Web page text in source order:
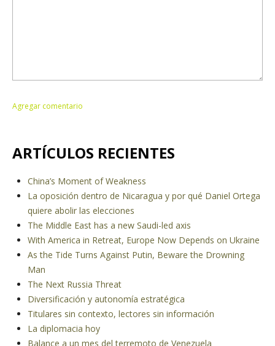
ARTÍCULOS RECIENTES
China’s Moment of Weakness
La oposición dentro de Nicaragua y por qué Daniel Ortega
quiere abolir las elecciones
The Middle East has a new Saudi-led axis
With America in Retreat, Europe Now Depends on Ukraine
As the Tide Turns Against Putin, Beware the Drowning
Man
The Next Russia Threat
Diversificación y autonomía estratégica
Titulares sin contexto, lectores sin información
La diplomacia hoy
Balance a un mes del terremoto de Venezuela